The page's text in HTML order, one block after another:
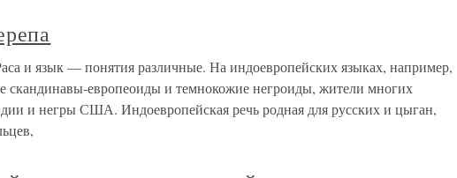
и язык — понятия различные. На индоевропейских языках, например,
скандинавы-европеоиды и темнокожие негроиды, жители многих
и негры США. Индоевропейская речь родная для русских и цыган,